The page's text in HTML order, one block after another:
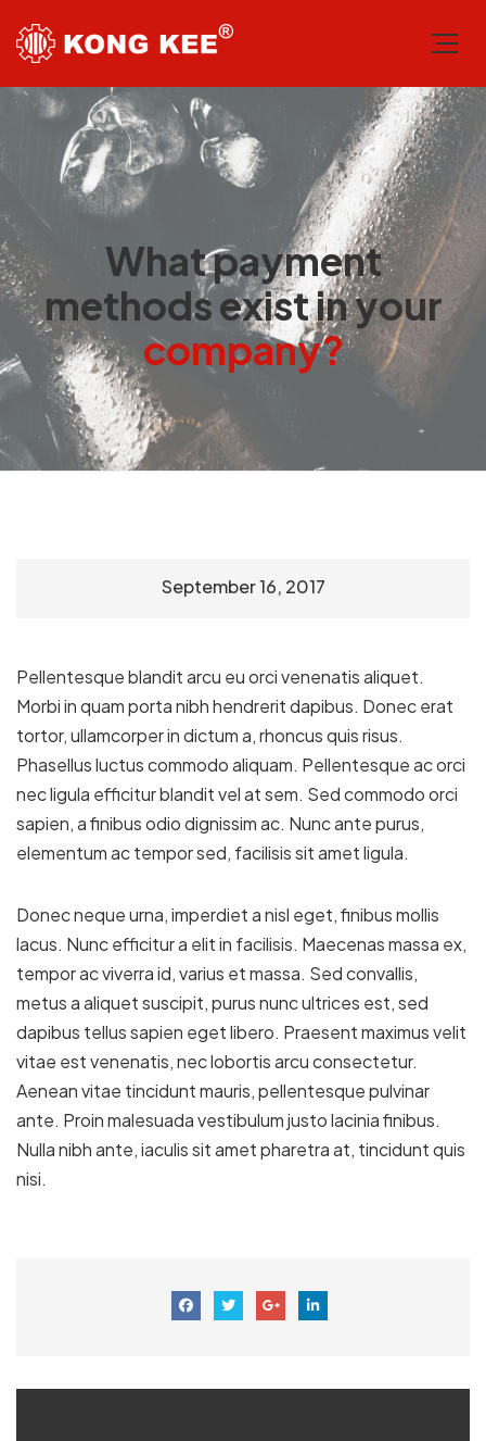
What payment
methods exist in your
company?
September 16, 2017
Pellentesque blandit arcu eu orci venenatis aliquet.
Morbi in quam porta nibh hendrerit dapibus. Donec erat
tortor, ullamcorper in dictum a, rhoncus quis risus.
Phasellus luctus commodo aliquam. Pellentesque ac orci
nec ligula efficitur blandit vel at sem. Sed commodo orci
sapien, a finibus odio dignissim ac. Nunc ante purus,
elementum ac tempor sed, facilisis sit amet ligula.
Donec neque urna, imperdiet a nisl eget, finibus mollis
lacus. Nunc efficitur a elit in facilisis. Maecenas massa ex,
tempor ac viverra id, varius et massa. Sed convallis,
metus a aliquet suscipit, purus nunc ultrices est, sed
dapibus tellus sapien eget libero. Praesent maximus velit
vitae est venenatis, nec lobortis arcu consectetur.
Aenean vitae tincidunt mauris, pellentesque pulvinar
ante. Proin malesuada vestibulum justo lacinia finibus.
Nulla nibh ante, iaculis sit amet pharetra at, tincidunt quis
nisi.